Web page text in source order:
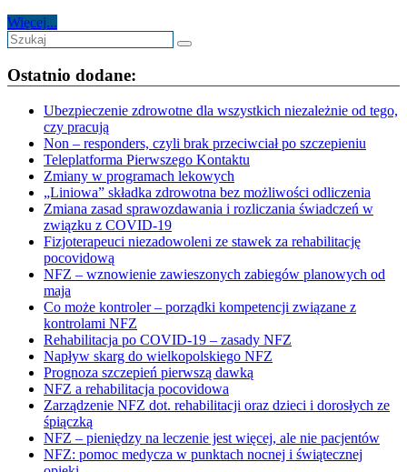
Więcej...
Ostatnio dodane:
Ubezpieczenie zdrowotne dla wszystkich niezależnie od tego,
czy pracują
Non – responders, czyli brak przeciwciał po szczepieniu
Teleplatforma Pierwszego Kontaktu
Zmiany w programach lekowych
„Liniowa” składka zdrowotna bez możliwości odliczenia
Zmiana zasad sprawozdawania i rozliczania świadczeń w
związku z COVID-19
Fizjoterapeuci niezadowoleni ze stawek za rehabilitację
pocovidową
NFZ – wznowienie zawieszonych zabiegów planowych od
maja
Co może kontroler – porządki kompetencji związane z
kontrolami NFZ
Rehabilitacja po COVID-19 – zasady NFZ
Napływ skarg do wielkopolskiego NFZ
Prognoza szczepień pierwszą dawką
NFZ a rehabilitacja pocovidowa
Zarządzenie NFZ dot. rehabilitacji oraz dzieci i dorosłych ze
śpiączką
NFZ – pieniędzy na leczenie jest więcej, ale nie pacjentów
NFZ: pomoc medycza w punktach nocnej i świątecznej